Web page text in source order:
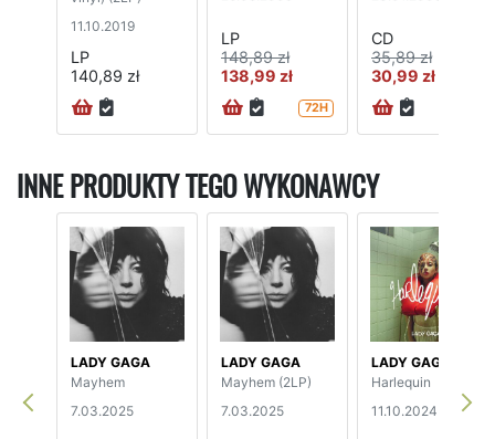
11.10.2019
LP
140,89 zł
LP
148,89 zł
138,99 zł
72H
CD
35,89 zł
30,99 zł
INNE PRODUKTY TEGO WYKONAWCY
LADY GAGA
Mayhem
7.03.2025
LADY GAGA
Mayhem (2LP)
7.03.2025
LADY GAGA
Harlequin
11.10.2024